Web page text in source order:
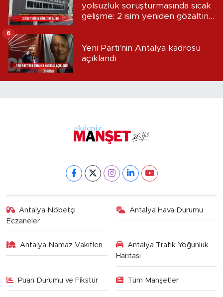
yolsuzluk soruşturmasında sıcak
gelişme: 2 isim yeniden gözaltına
Yeni Parti'nin Antalya kadrosu
açıklandı
6
Antalya Nöbetçi
Eczaneler
Antalya Hava Durumu
Antalya Namaz Vakitleri
Antalya Trafik Yoğunluk
Haritası
Puan Durumu ve Fikstür Tüm Manşetler